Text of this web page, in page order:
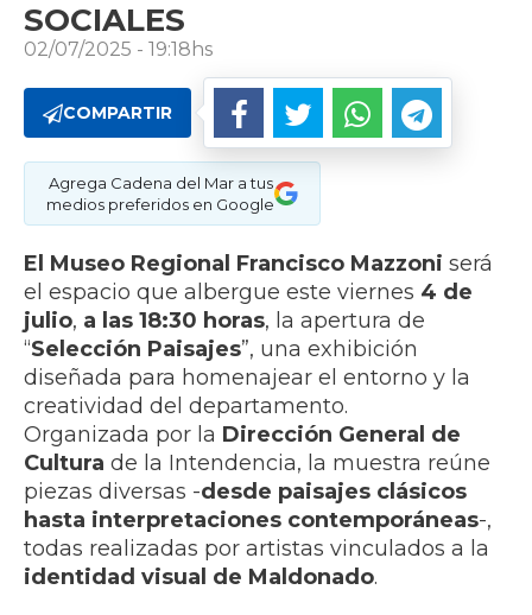
SOCIALES
02/07/2025 - 19:18hs
COMPARTIR
Agrega Cadena del Mar a tus
medios preferidos en Google
El Museo Regional Francisco Mazzoni será
el espacio que albergue este viernes 4 de
julio, a las 18:30 horas, la apertura de
“Selección Paisajes”, una exhibición
diseñada para homenajear el entorno y la
creatividad del departamento.
Organizada por la Dirección General de
Cultura de la Intendencia, la muestra reúne
piezas diversas -desde paisajes clásicos
hasta interpretaciones contemporáneas-,
todas realizadas por artistas vinculados a la
identidad visual de Maldonado.